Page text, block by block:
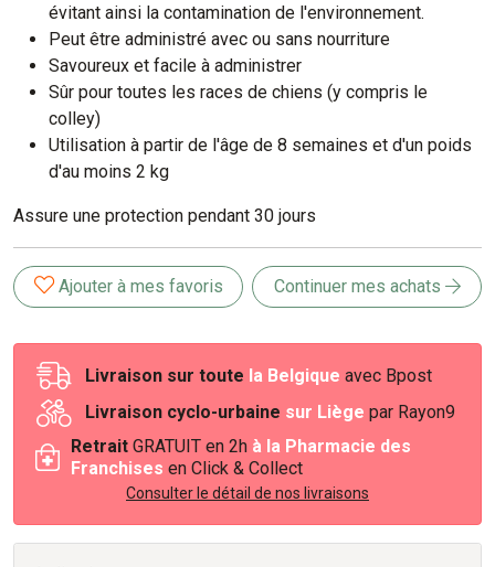
évitant ainsi la contamination de l'environnement.
Peut être administré avec ou sans nourriture
Savoureux et facile à administrer
Sûr pour toutes les races de chiens (y compris le
colley)
Utilisation à partir de l'âge de 8 semaines et d'un poids
d'au moins 2 kg
Assure une protection pendant 30 jours
Ajouter à mes favoris Continuer mes achats
Livraison sur toute la Belgique avec Bpost
Livraison cyclo-urbaine sur Liège par Rayon9
Retrait GRATUIT en 2h à la Pharmacie des
Franchises en Click & Collect
Consulter le détail de nos livraisons